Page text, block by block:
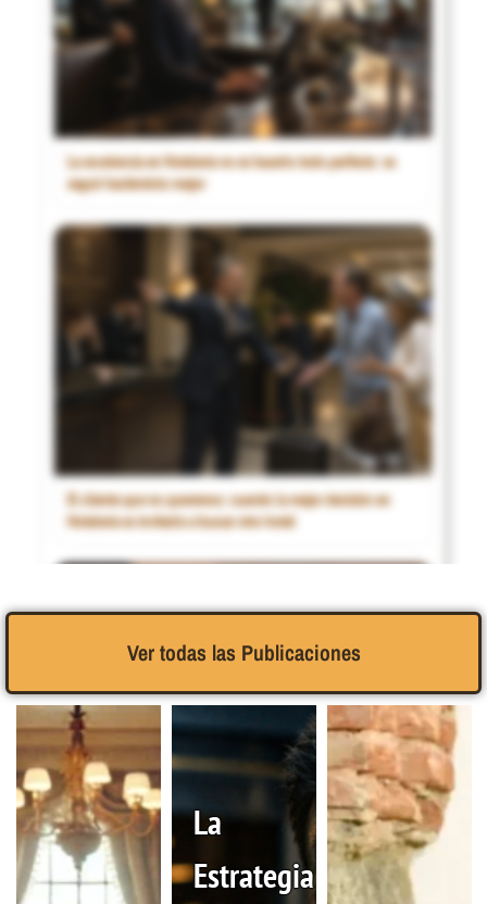
La excelencia en Hotelería no es hacerlo todo perfecto: es
seguir haciéndolo mejor
El cliente que no queremos: cuando la mejor decisión en
Hotelería es invitarle a buscar otro hotel
El nuevo Customer Journey Hotelero: cuando el huésped
pregunta primero a la Inteligencia Artificial
Ver todas las Publicaciones
La
Estrategia